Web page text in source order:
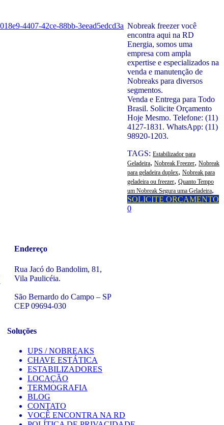
Nobreak freezer você
encontra aqui na RD
Energia, somos uma
empresa com ampla
expertise e especializados na
venda e manutenção de
Nobreaks para diversos
segmentos.
Venda e Entrega para Todo
Brasil. Solicite Orçamento
Hoje Mesmo. Telefone: (11)
4127-1831. WhatsApp: (11)
98920-1203.
TAGS: Estabilizador para
Geladeira, Nobreak Freezer, Nobreak
para geladeira duplex, Nobreak para
geladeira ou freezer, Quanto Tempo
um Nobreak Segura uma Geladeira,
Endereço
Rua Jacó do Bandolim, 81,
Vila Paulicéia.
São Bernardo do Campo – SP
CEP 09694-030
Soluções
UPS / NOBREAKS
CHAVE ESTÁTICA
ESTABILIZADORES
LOCAÇÃO
TERMOGRAFIA
BLOG
CONTATO
VOCÊ ENCONTRA NA RD
SOLICITE ORÇAMENTO
0